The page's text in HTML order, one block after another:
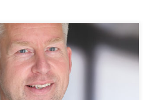
in Zuid-Holland
of op externe
is Den Haag
Actiontypes Practitioner